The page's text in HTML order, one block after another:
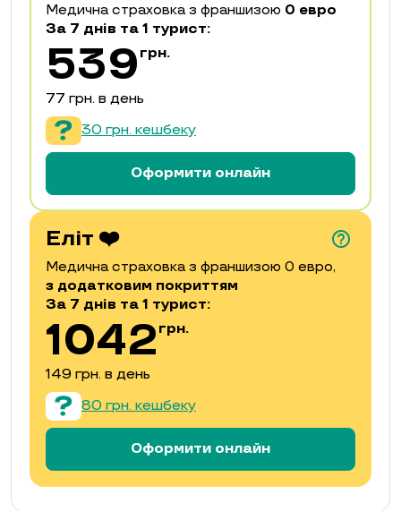
Медична страховка з франшизою 0 евро
За 7 днiв та 1 турист:
539 грн.
77 грн. в день
30 грн. кешбеку
Оформити онлайн
Еліт ❤️ help_outline
Медична страховка з франшизою 0 евро,
з додатковим покриттям
За 7 днiв та 1 турист:
1042 грн.
149 грн. в день
80 грн. кешбеку
Оформити онлайн